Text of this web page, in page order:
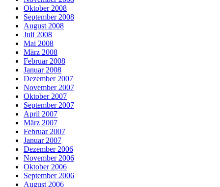
Oktober 2008
September 2008
August 2008
Juli 2008
Mai 2008
März 2008
Februar 2008
Januar 2008
Dezember 2007
November 2007
Oktober 2007
September 2007
April 2007
März 2007
Februar 2007
Januar 2007
Dezember 2006
November 2006
Oktober 2006
September 2006
August 2006